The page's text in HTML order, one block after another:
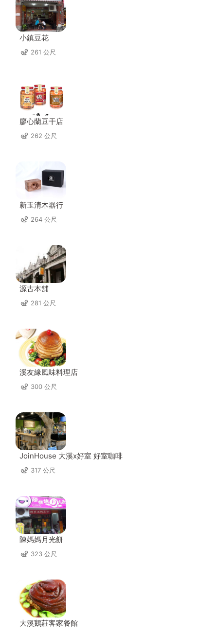
小鎮豆花
261 公尺
廖心蘭豆干店
262 公尺
新玉清木器行
264 公尺
源古本舖
281 公尺
溪友緣風味料理店
300 公尺
JoinHouse 大溪x好室 好室咖啡
317 公尺
陳媽媽月光餅
323 公尺
大溪鵝莊客家餐館